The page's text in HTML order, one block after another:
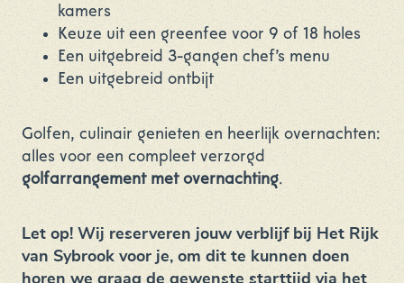
kamers
Keuze uit een greenfee voor 9 of 18 holes
Een uitgebreid 3-gangen chef's menu
Een uitgebreid ontbijt
Golfen, culinair genieten en heerlijk overnachten:
alles voor een compleet verzorgd
golfarrangement met overnachting.
Let op! Wij reserveren jouw verblijf bij Het Rijk
van Sybrook voor je, om dit te kunnen doen
horen we graag de gewenste starttijd via het